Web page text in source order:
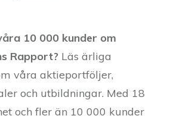
10 000 kunder om
Rapport? Läs ärliga
våra aktieportföljer,
och utbildningar. Med 18
och fler än 10 000 kunder